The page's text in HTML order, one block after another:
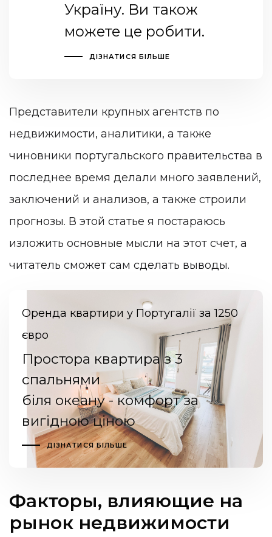
Україну. Ви також
можете це робити.
ДІЗНАТИСЯ БІЛЬШЕ
Представители крупных агентств по
недвижимости, аналитики, а также
чиновники португальского правительства в
последнее время делали много заявлений,
заключений и анализов, а также строили
прогнозы. В этой статье я постараюсь
изложить основные мысли на этот счет, а
читатель сможет сам сделать выводы.
Оренда квартири у Португалії за 1250
євро
Простора квартира з 3
спальнями
біля океану - комфорт за
вигідною ціною
ДІЗНАТИСЯ БІЛЬШЕ
Факторы, влияющие на
рынок недвижимости